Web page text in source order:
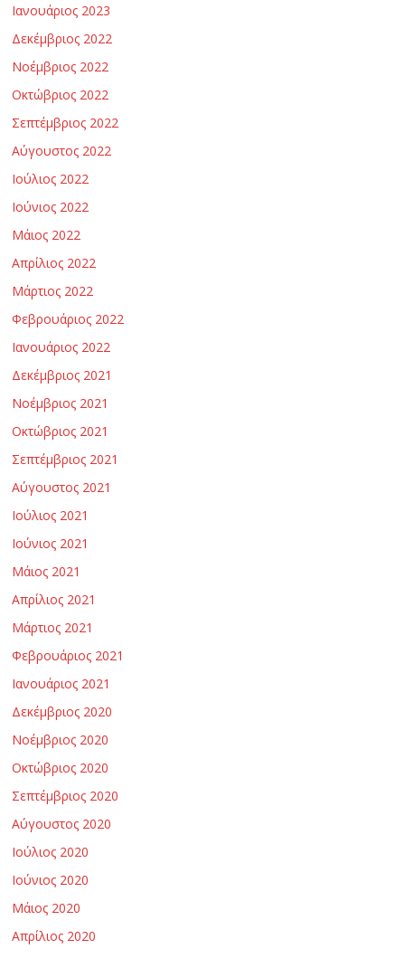
Ιανουάριος 2023
Δεκέμβριος 2022
Νοέμβριος 2022
Οκτώβριος 2022
Σεπτέμβριος 2022
Αύγουστος 2022
Ιούλιος 2022
Ιούνιος 2022
Μάιος 2022
Απρίλιος 2022
Μάρτιος 2022
Φεβρουάριος 2022
Ιανουάριος 2022
Δεκέμβριος 2021
Νοέμβριος 2021
Οκτώβριος 2021
Σεπτέμβριος 2021
Αύγουστος 2021
Ιούλιος 2021
Ιούνιος 2021
Μάιος 2021
Απρίλιος 2021
Μάρτιος 2021
Φεβρουάριος 2021
Ιανουάριος 2021
Δεκέμβριος 2020
Νοέμβριος 2020
Οκτώβριος 2020
Σεπτέμβριος 2020
Αύγουστος 2020
Ιούλιος 2020
Ιούνιος 2020
Μάιος 2020
Απρίλιος 2020